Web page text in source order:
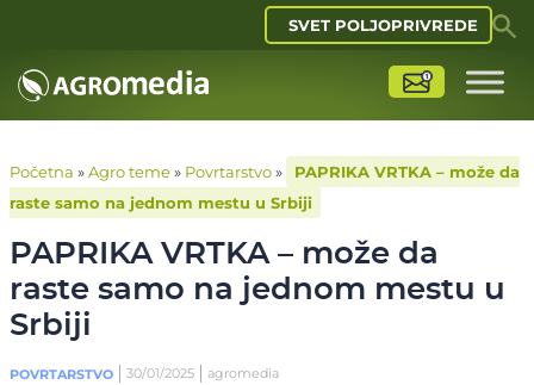
SVET POLJOPRIVREDE
Početna »Agro teme» Povrtarstvo»
PAPRIKA VRTKA – može da
raste samo na jednom mestu u Srbiji
PAPRIKA VRTKA – može da
raste samo na jednom mestu u
Srbiji
POVRTARSTVO 30/01/2025 agromedia